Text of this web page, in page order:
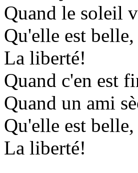
Quand le soleil
Qu'elle est
La liberté!
Quand c'en est
Quand un ami
Qu'elle est
La liberté!